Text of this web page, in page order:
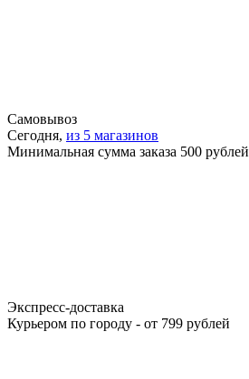
Самовывоз
Сегодня, из 5 магазинов
Минимальная сумма заказа 500 рублей
Экспресс-доставка
Курьером по городу - от 799 рублей